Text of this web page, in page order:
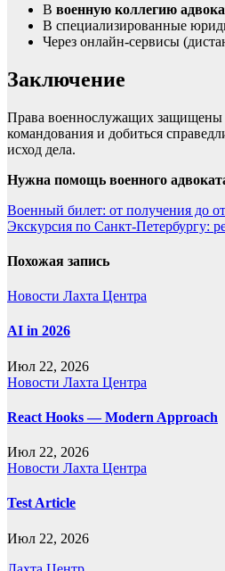
В военную коллегию
В специализированные
Через онлайн-сервисы
Заключение
Права военнослужащих защищены
командования и добиться
исход дела.
Нужна помощь военного
Навигация
по
записям
Военный билет: от получения до
Экскурсия по Санкт-Петербургу:
Похожая запись
Новости Лахта Центра
AI in 2026
Июл 22, 2026
Новости Лахта Центра
React Hooks — Modern Approach
Июл 22, 2026
Новости Лахта Центра
Test Article
Июл 22, 2026